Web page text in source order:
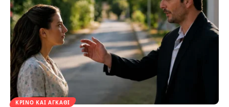
ΚΡΊΝΟ ΚΑΙ ΑΓΚΆΘΙ